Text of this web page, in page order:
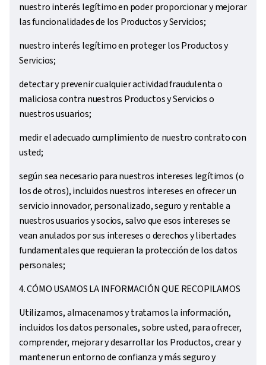
nuestro interés legítimo en poder proporcionar y mejorar
las funcionalidades de los Productos y Servicios;
nuestro interés legítimo en proteger los Productos y
Servicios;
detectar y prevenir cualquier actividad fraudulenta o
maliciosa contra nuestros Productos y Servicios o
nuestros usuarios;
medir el adecuado cumplimiento de nuestro contrato con
usted;
según sea necesario para nuestros intereses legítimos (o
los de otros), incluidos nuestros intereses en ofrecer un
servicio innovador, personalizado, seguro y rentable a
nuestros usuarios y socios, salvo que esos intereses se
vean anulados por sus intereses o derechos y libertades
fundamentales que requieran la protección de los datos
personales;
4. CÓMO USAMOS LA INFORMACIÓN QUE RECOPILAMOS
Utilizamos, almacenamos y tratamos la información,
incluidos los datos personales, sobre usted, para ofrecer,
comprender, mejorar y desarrollar los Productos, crear y
mantener un entorno de confianza y más seguro y